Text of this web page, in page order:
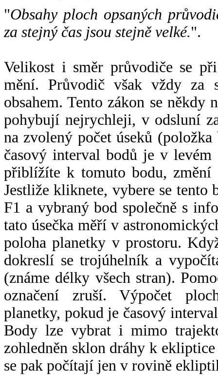
"Obsahy ploch opsaných
za stejný čas jsou stejně velké.".
Velikost i směr průvodiče se
mění. Průvodič však vždy za
obsahem. Tento zákon se někdy
pohybují nejrychleji, v odsluní
na zvolený počet úseků
časový interval bodů je v
přiblížíte k tomuto bodu,
Jestliže kliknete, vybere se tento
F1 a vybraný bod společně s
tato úsečka měří v
poloha planetky v prostoru.
dokreslí se trojúhelník a
(známe délky všech stran).
označení zruší. Výpočet
planetky, pokud je časový
Body lze vybrat i mimo
zohledněn sklon dráhy k
se pak počítají jen v rovině